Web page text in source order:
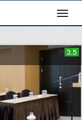
3.5